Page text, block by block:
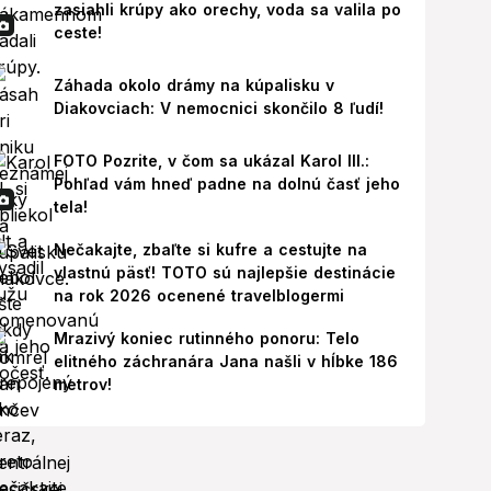
zasiahli krúpy ako orechy, voda sa valila po
ceste!
Záhada okolo drámy na kúpalisku v
Diakovciach: V nemocnici skončilo 8 ľudí!
FOTO Pozrite, v čom sa ukázal Karol III.:
Pohľad vám hneď padne na dolnú časť jeho
tela!
Nečakajte, zbaľte si kufre a cestujte na
vlastnú päsť! TOTO sú najlepšie destinácie
na rok 2026 ocenené travelblogermi
Mrazivý koniec rutinného ponoru: Telo
elitného záchranára Jana našli v hĺbke 186
metrov!